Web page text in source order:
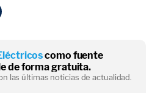
como fuente
de forma gratuita.
las últimas noticias de actualidad.